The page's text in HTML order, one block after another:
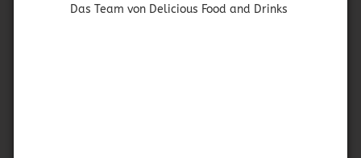
Das Team von Delicious Food and Drinks